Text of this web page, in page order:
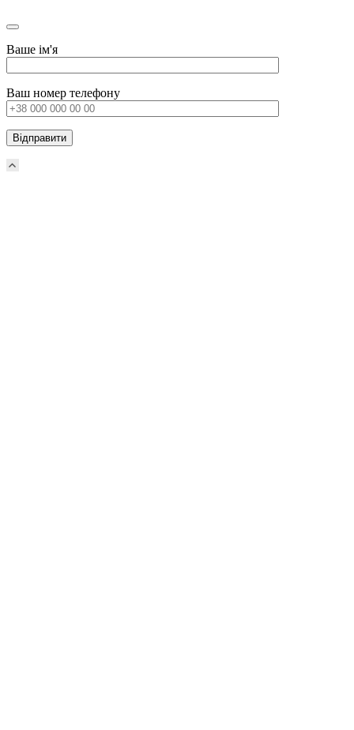
Ваше ім'я
Ваш номер телефону